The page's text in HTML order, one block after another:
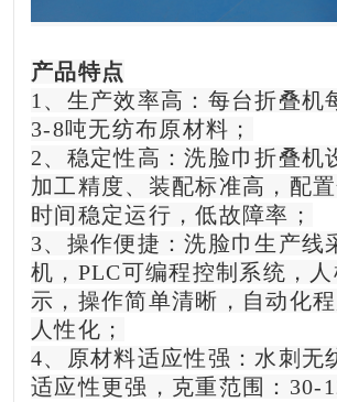
产品特点
1、生产效率高：每台折叠机
3-8吨无纺布原材料；
2、稳定性高：洗脸巾折叠机
加工精度、装配标准高，配
时间稳定运行，低故障率；
3、操作便捷：洗脸巾生产线
机，PLC可编程控制系统，
示，操作简单清晰，自动化
人性化；
4、原材料适应性强：水刺无
适应性更强，克重范围：30-